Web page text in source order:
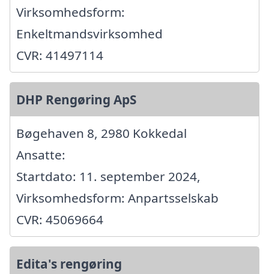
Virksomhedsform:
Enkeltmandsvirksomhed
CVR: 41497114
DHP Rengøring ApS
Bøgehaven 8, 2980 Kokkedal
Ansatte:
Startdato: 11. september 2024,
Virksomhedsform: Anpartsselskab
CVR: 45069664
Edita's rengøring